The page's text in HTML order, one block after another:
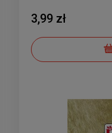
3,99 zł